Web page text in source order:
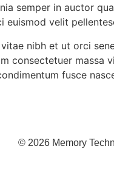
semper in auctor
euismod velit
nibh et ut orci
consectetuer massa
fusce
© 2026 Memory